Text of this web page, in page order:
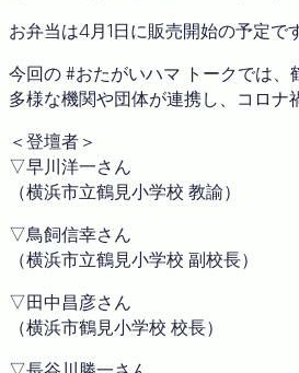
お弁当は4月1日に販売開始の予定です
今回の #おたがいハマ トークでは
多様な機関や団体が連携し、コロナ
＜登壇者＞
▽早川洋一さん
（横浜市立鶴見小学校 教諭）
▽鳥飼信幸さん
（横浜市立鶴見小学校 副校長）
▽田中昌彦さん
（横浜市鶴見小学校 校長）